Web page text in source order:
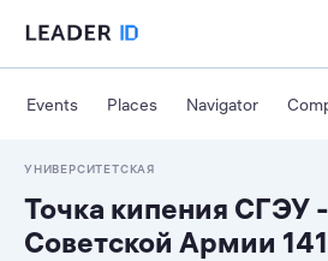
Events Places Navigator
УНИВЕРСИТЕТСКАЯ
Точка кипения СГЭУ
Советской Армии 141